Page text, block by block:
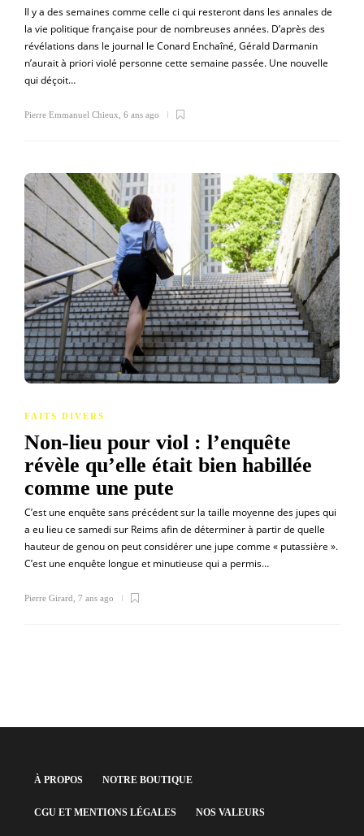
Il y a des semaines comme celle ci qui resteront dans les annales de
la vie politique française pour de nombreuses années. D’après des
révélations dans le journal le Conard Enchaîné, Gérald Darmanin
n’aurait à priori violé personne cette semaine passée. Une nouvelle
qui déçoit…
Pierre Emmanuel Chieux 6 ans ago
FAITS DIVERS
Non-lieu pour viol : l’enquête
révèle qu’elle était bien habillée
comme une pute
C’est une enquête sans précédent sur la taille moyenne des jupes qui
a eu lieu ce samedi sur Reims afin de déterminer à partir de quelle
hauteur de genou on peut considérer une jupe comme « putassière ».
C’est une enquête longue et minutieuse qui a permis…
Pierre Girard 7 ans ago
À PROPOS NOTRE BOUTIQUE
CGU ET MENTIONS LÉGALES NOS VALEURS